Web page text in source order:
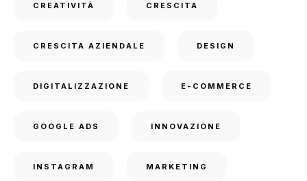
CREATIVITÀ CRESCITA
CRESCITA AZIENDALE DESIGN
DIGITALIZZAZIONE E-COMMERCE
GOOGLE ADS INNOVAZIONE
INSTAGRAM MARKETING